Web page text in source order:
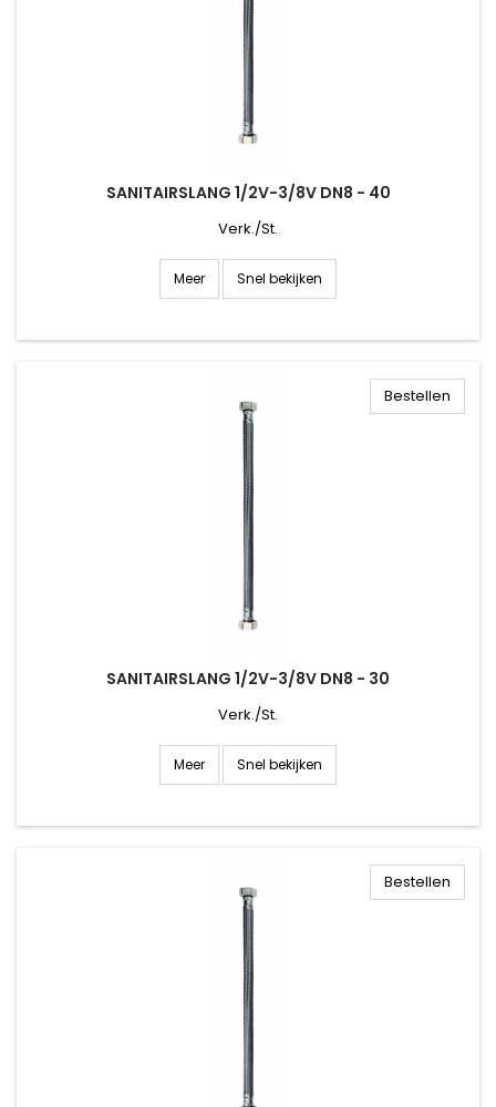
SANITAIRSLANG 1/2V-3/8V DN8 - 40
Verk./St.
Meer Snel bekijken
SANITAIRSLANG 1/2V-3/8V DN8 - 30
Verk./St.
Meer Snel bekijken
Bestellen
Bestellen